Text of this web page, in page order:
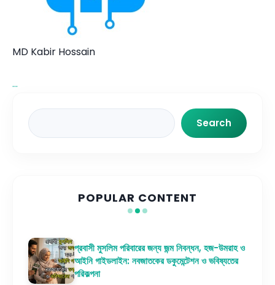
MD Kabir Hossain
...
Search
Search
POPULAR CONTENT
প্রবাসী মুসলিম পরিবারের জন্য জন্ম নিবন্ধন, হজ-উমরাহ ও
আইনি গাইডলাইন: নবজাতকের ডকুমেন্টেশন ও ভবিষ্যতের
পরিকল্পনা